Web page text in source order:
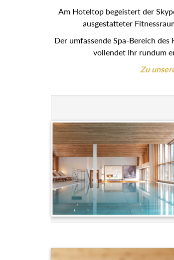
Am Hoteltop begeistert der
ausgestatteter
Der umfassende Spa-Bereich
vollendet Ihr rundum
Zu